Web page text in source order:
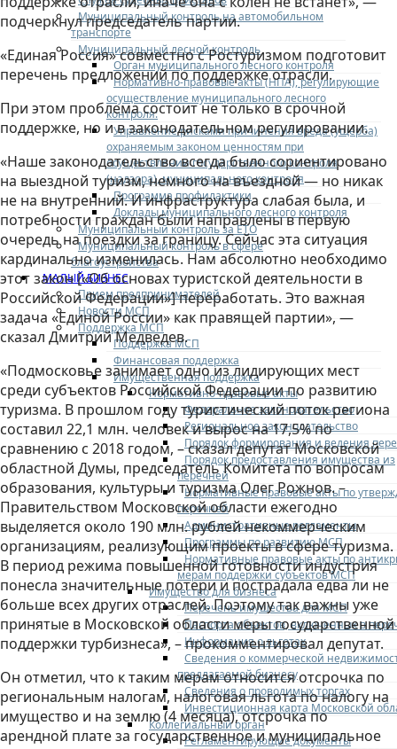
Муниципальный контроль на автомобильном
транспорте
Муниципальный лесной контроль
Орган муниципального лесного контроля
Нормативно-правовые акты (НПА), регулирующие
осуществление муниципального лесного
контроля:
Управление рисками причинения вреда (ущерба)
охраняемым законом ценностям при
осуществлении государственного контроля
(надзора), муниципального контроля
Программа профилактики
Доклады муниципального лесного контроля
Муниципальный контроль за ЕТО
Муниципальный контроль в сфере
благоустройства
МАЛЫЙ БИЗНЕС
Прием предпринимателей
Новости МСП
Поддержка МСП
Поддержка МСП
Финансовая поддержка
Имущественная поддержка
Нормативно-правовые акты
Федеральное законодательство
Региональное законодательство
Порядок формирования и ведения
Порядок предоставления имущества из
перечней
Нормативные правовые акты по
перечней
Административные регламенты
Программы по развитию МСП
Нормативные правовые акты по
мерам поддержки субъектов МСП
Имущество для бизнеса
Перечень имущества для МСП
Паспорта объектов, включенных в
Информация о льготах
Сведения о коммерческой
предлагаемой бизнесу
Сведения о проводимых торгах
Инвестиционная карта Московской
Коллегиальный орган
Регламентирующие документы
подчеркнул председатель партии.
«Единая Россия» совместно с Ростуризмом подготовит
перечень предложений по поддержке отрасли.
При этом проблема состоит не только в срочной
поддержке, но и в законодательном регулировании.
«Наше законодательство всегда было сориентировано
на выездной туризм, немного на въездной — но никак
не на внутренний. И инфраструктура слабая была, и
потребности граждан были направлены в первую
очередь на поездки за границу. Сейчас эта ситуация
кардинально изменилась. Нам абсолютно необходимо
этот закон [«Об основах туристской деятельности в
Российской Федерации»] переработать. Это важная
задача «Единой России» как правящей партии», —
сказал Дмитрий Медведев.
«Подмосковье занимает одно из лидирующих мест
среди субъектов Российской Федерации по развитию
туризма. В прошлом году туристический поток региона
составил 22,1 млн. человек и вырос на 17,5% по
сравнению с 2018 годом, – сказал депутат Московской
областной Думы, председатель Комитета по вопросам
образования, культуры и туризма Олег Рожнов. –
Правительством Московской области ежегодно
выделяется около 190 млн. рублей некоммерческим
организациям, реализующим проекты в сфере туризма.
В период режима повышенной готовности индустрия
понесла значительные потери и пострадала едва ли не
больше всех других отраслей. Поэтому так важны уже
принятые в Московской области меры государственной
поддержки турбизнеса», – прокомментировал депутат.
Он отметил, что к таким мерам относится отсрочка по
региональным налогам, налоговая льгота по налогу на
имущество и на землю (4 месяца), отсрочка по
арендной плате за государственное и муниципальное